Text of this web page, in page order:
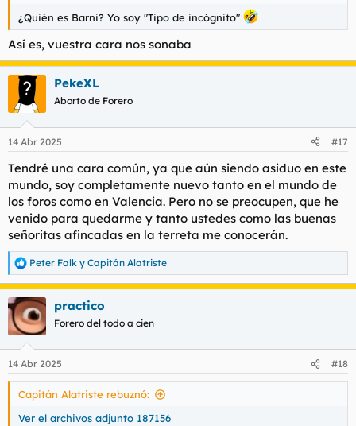
¿Quién es Barni? Yo soy "Tipo de incógnito"
Así es, vuestra cara nos sonaba
PekeXL
Aborto de Forero
14 Abr 2025 #17
Tendré una cara común, ya que aún siendo asiduo en este
mundo, soy completamente nuevo tanto en el mundo de
los foros como en Valencia. Pero no se preocupen, que he
venido para quedarme y tanto ustedes como las buenas
señoritas afincadas en la terreta me conocerán.
R
e
a
c
c
i
e
s
Peter Falk y Capitán Alatriste
practico
Forero del todo a cien
14 Abr 2025 #18
Capitán Alatriste rebuznó:
Ver el archivos adjunto 187156